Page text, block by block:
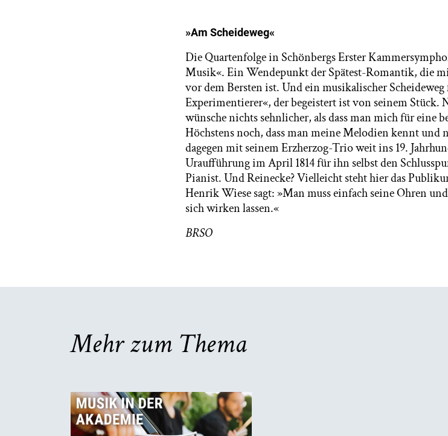
»Am Scheideweg«
Die Quartenfolge in Schönbergs Erster
Musik«. Ein Wendepunkt der Spätest-Romantik, die
vor dem Bersten ist. Und ein musikalischer
Experimentierer«, der begeistert ist von seinem
wünsche nichts sehnlicher, als dass man mich für eine
Höchstens noch, dass man meine Melodien kennt und
dagegen mit seinem Erzherzog-Trio weit ins 19.
Uraufführung im April 1814 für ihn selbst den
Pianist. Und Reinecke? Vielleicht steht hier das
Henrik Wiese sagt: »Man muss einfach seine Ohren
sich wirken lassen.«
BRSO
Mehr zum Thema